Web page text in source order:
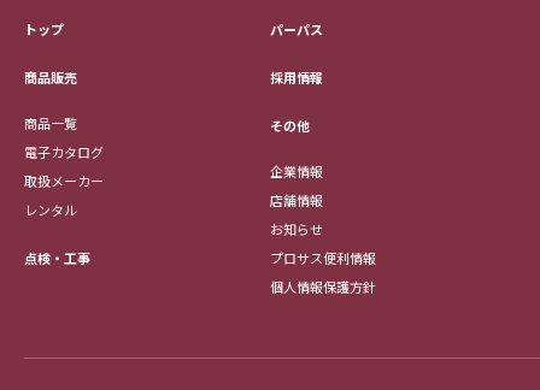
トップ
商品販売
商品一覧
電子カタログ
取扱メーカー
レンタル
点検・工事
パーパス
採用情報
その他
企業情報
店舗情報
お知らせ
プロサス便利情報
個人情報保護方針